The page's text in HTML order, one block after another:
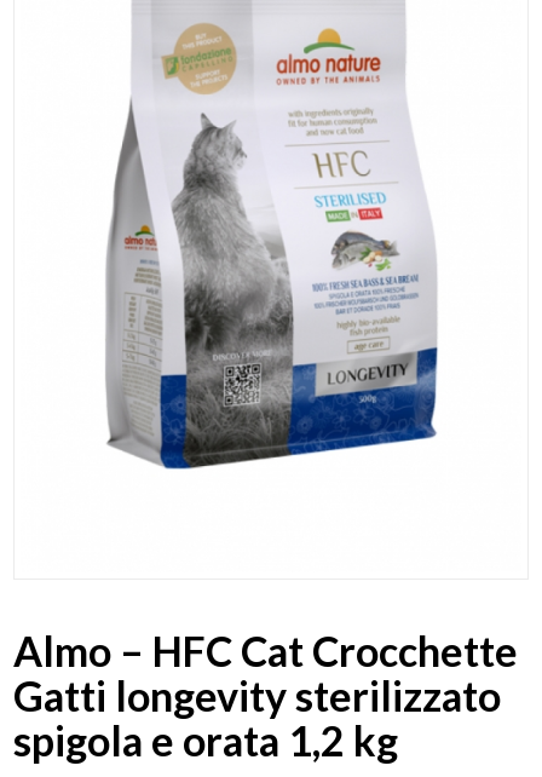
Almo – HFC Cat Crocchette
Gatti longevity sterilizzato
spigola e orata 1,2 kg